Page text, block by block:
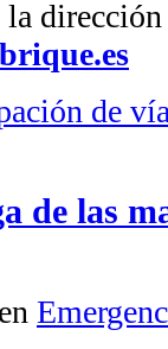
la
de
de las